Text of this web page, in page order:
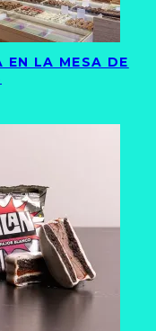
EN LA MESA DE